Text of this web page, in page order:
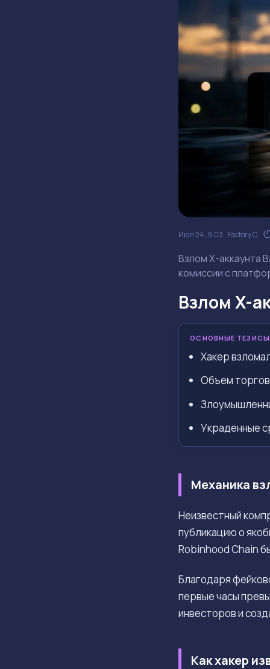
Июл 24, 9:03 Factory C.
Взлом X-аккаунта
комиссии с
Взлом X-
ОСНОВНЫЕ ТЕЗИСЫ
Хакер
Объем
Украденные
Механика
Неизвестный
публикацию о
Robinhood Chain
Благодаря
первые часы
инвесторов и
Как хакер